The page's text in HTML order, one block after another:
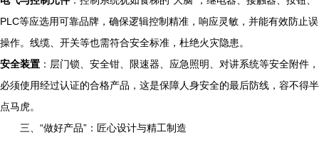
PLC等应选用可靠品牌，确保逻辑控制精准，响应灵敏，并能有效防止误
操作。线缆、开关等也需符合安全标准，杜绝火灾隐患。
安全装置 ：层门锁、安全钳、限速器、应急照明、对讲系统等安全附件，
必须使用经过认证的合格产品，这是保障人身安全的最后防线，容不得半
点马虎。
三、“做好产品”：匠心设计与精工制造